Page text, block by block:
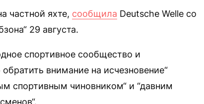
частной яхте, сообщила Deutsche Welle со
29 августа.
спортивное сообщество и
внимание на исчезновение“
спортивным чиновником“ и “давним